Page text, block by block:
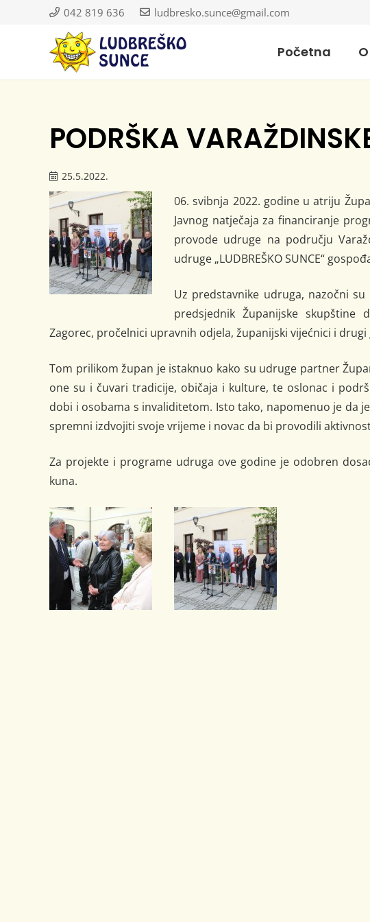
042 819 636 ludbresko.sunce@gmail.com
Početna
PODRŠKA
25.5.2022.
06. svibnja 2022. godine u atriju
Javnog natječaja za financiranje
provode udruge na području
udruge „LUDBREŠKO SUNCE“
Uz predstavnike udruga, nazočni
predsjednik Županijske skupštine
Zagorec, pročelnici upravnih odjela, županijski vijećnici i drugi
Tom prilikom župan je istaknuo kako su udruge partner
one su i čuvari tradicije, običaja i kulture, te oslonac i
dobi i osobama s invaliditetom. Isto tako, napomenuo je da
spremni izdvojiti svoje vrijeme i novac da bi provodili
Za projekte i programe udruga ove godine je odobren
kuna.